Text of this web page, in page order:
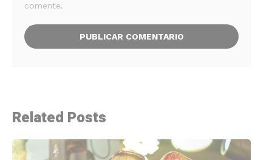
comente.
Related Posts